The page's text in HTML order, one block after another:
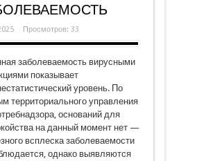
Просмотров: 33
заболеваемость вирусными
показывает
уровень. По
территориального управления
оснований для
на данный момент нет —
всплеска заболеваемости
однако выявляются